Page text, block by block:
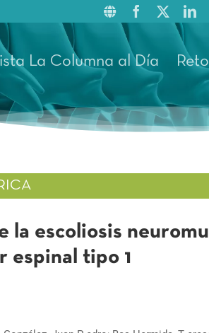
La Columna al Día
la escoliosis
espinal tipo 1